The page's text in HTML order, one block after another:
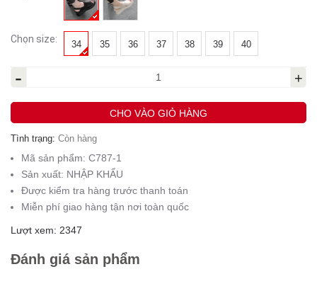
Chọn size: 34 35 36 37 38 39 40
- +
CHO VÀO GIỎ HÀNG
Tình trạng: Còn hàng
Mã sản phẩm: C787-1
Sản xuất: NHẬP KHẨU
Được kiểm tra hàng trước thanh toán
Miễn phí giao hàng tận nơi toàn quốc
Lượt xem: 2347
Đánh giá sản phẩm